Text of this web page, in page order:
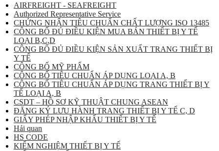
AIRFREIGHT - SEAFREIGHT
Authorized Representative Service
CHỨNG NHẬN TIÊU CHUẨN CHẤT LƯỢNG ISO 13485
CÔNG BỐ ĐỦ ĐIỀU KIỆN MUA BÁN THIẾT BỊ Y TẾ
LOẠI B,C,D
CÔNG BỐ ĐỦ ĐIỀU KIỆN SẢN XUẤT TRANG THIẾT BỊ
Y TẾ
CÔNG BỐ MỸ PHẨM
CÔNG BỐ TIÊU CHUẨN ÁP DỤNG LOẠI A, B
CÔNG BỐ TIÊU CHUẨN ÁP DỤNG TRANG THIẾT BỊ Y
TẾ LOẠI A, B
CSDT – HỒ SƠ KỸ THUẬT CHUNG ASEAN
ĐĂNG KÝ LƯU HÀNH TRANG THIẾT BỊ Y TẾ C, D
GIẤY PHÉP NHẬP KHẨU THIẾT BỊ Y TẾ
Hải quan
HS CODE
KIỂM NGHIỆM THIẾT BỊ Y TẾ